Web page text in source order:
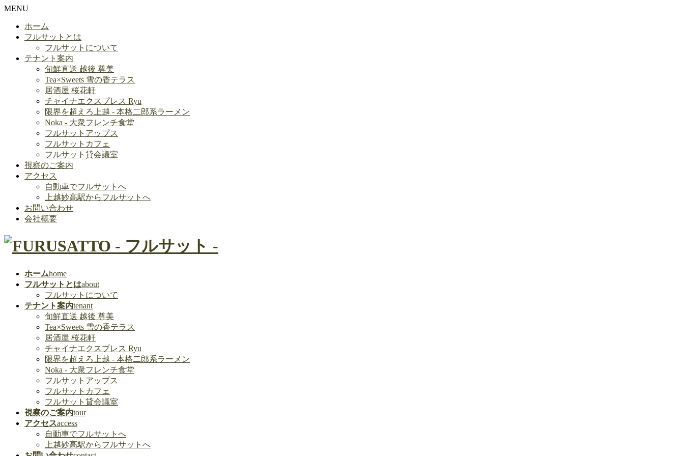
MENU
ホーム
フルサットとは
フルサットについて
テナント案内
旬鮮直送 越後 尊美
Tea×Sweets 雪の香テラス
居酒屋 桜花軒
チャイナエクスプレス Ryu
限界を超えろ上越 - 本格二郎系ラーメン
Noka - 大衆フレンチ食堂
フルサットアップス
フルサットカフェ
フルサット貸会議室
視察のご案内
アクセス
自動車でフルサットへ
上越妙高駅からフルサットへ
お問い合わせ
会社概要
ホームhome
フルサットとはabout
フルサットについて
テナント案内tenant
旬鮮直送 越後 尊美
Tea×Sweets 雪の香テラス
居酒屋 桜花軒
チャイナエクスプレス Ryu
限界を超えろ上越 - 本格二郎系ラーメン
Noka - 大衆フレンチ食堂
フルサットアップス
フルサットカフェ
フルサット貸会議室
視察のご案内tour
アクセスaccess
自動車でフルサットへ
上越妙高駅からフルサットへ